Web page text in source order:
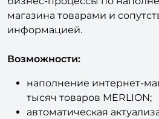
магазина товарами и
информацией.
Возможности:
наполнение интернет-
тысяч товаров MERLION;
автоматическая